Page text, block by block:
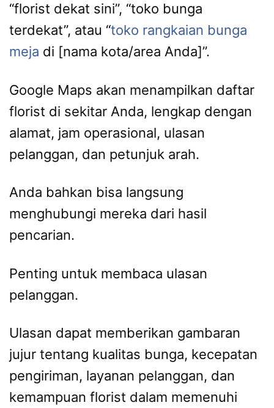
“florist dekat sini”, “toko bunga
terdekat”, atau “toko rangkaian bunga
meja di [nama kota/area Anda]”.
Google Maps akan menampilkan daftar
florist di sekitar Anda, lengkap dengan
alamat, jam operasional, ulasan
pelanggan, dan petunjuk arah.
Anda bahkan bisa langsung
menghubungi mereka dari hasil
pencarian.
Penting untuk membaca ulasan
pelanggan.
Ulasan dapat memberikan gambaran
jujur tentang kualitas bunga, kecepatan
pengiriman, layanan pelanggan, dan
kemampuan florist dalam memenuhi